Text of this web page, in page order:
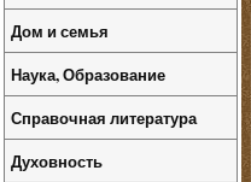
Дом и семья
Наука, Образование
Справочная литература
Духовность